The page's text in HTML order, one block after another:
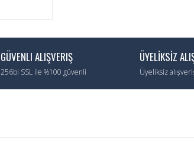
GÜVENLI ALIŞVERIŞ
256bi SSL ile %100 güvenli
ÜYELİKSİZ
Üyeliksiz